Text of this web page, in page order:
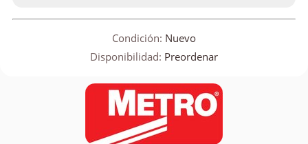
Condición: Nuevo
Disponibilidad: Preordenar